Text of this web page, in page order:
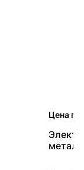
Цена по